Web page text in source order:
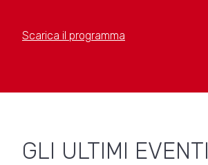
Scarica il programma
GLI ULTIMI EVENTI